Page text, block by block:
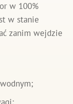
w 100%
w stanie
zanim wejdzie